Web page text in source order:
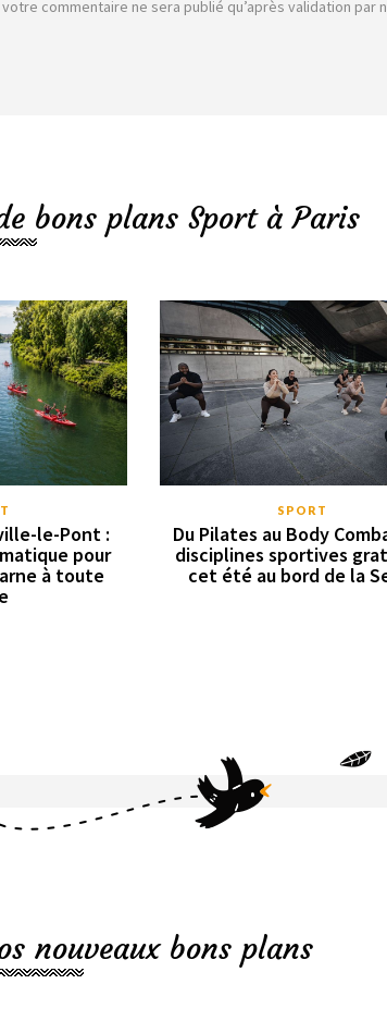
commentaire ne sera publié qu’après validation par
bons plans Sport à Paris
le-Pont :
pour
à toute
SPORT
Du Pilates au Body
disciplines sportives
cet été au bord de la
nouveaux bons plans